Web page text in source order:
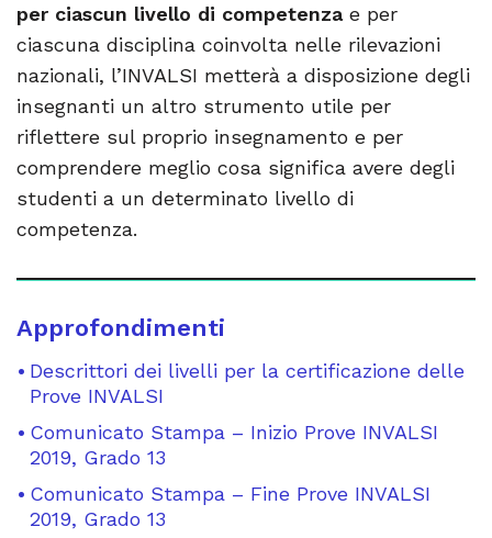
per ciascun livello di competenzae per
ciascuna disciplina coinvolta nelle rilevazioni
nazionali, l’INVALSI metterà a disposizione degli
insegnanti un altro strumento utile per
riflettere sul proprio insegnamento e per
comprendere meglio cosa significa avere degli
studenti a un determinato livello di
competenza.
Approfondimenti
Descrittori dei livelli per la certificazione delle
Prove INVALSI
Comunicato Stampa – Inizio Prove INVALSI
2019, Grado 13
Comunicato Stampa – Fine Prove INVALSI
2019, Grado 13